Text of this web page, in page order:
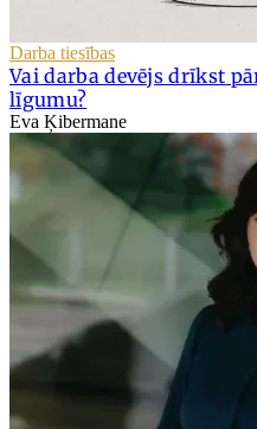
Darba tiesības
Vai darba devējs drīkst
līgumu?
Eva Ķibermane